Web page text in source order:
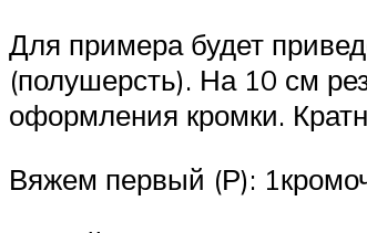
Для примера будет
(полушерсть). На 10 см
оформления кромки.
Вяжем первый (Р):